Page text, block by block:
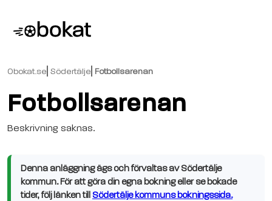
Obokat.se Södertälje Fotbollsarenan
Fotbollsarenan
Beskrivning saknas.
Denna anläggning ägs och förvaltas av Södertälje
kommun. För att göra din egna bokning eller se bokade
tider, följ länken till Södertälje kommuns bokningssida.